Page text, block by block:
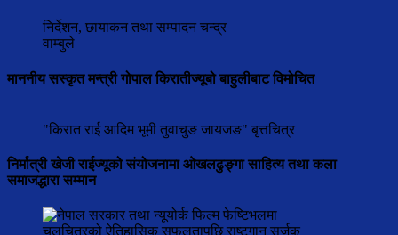
निर्देशन, छायाकन तथा सम्पादन चन्द्र
वाम्बुले
माननीय सस्कृत मन्त्री गोपाल किरातीज्यूबो बाहुलीबाट विमोचित
"किरात राई आदिम भूमी तुवाचुङ जायजङ" बृत्तचित्र
निर्मात्री खेजी राईज्यूको संयोजनामा ओखलढुङ्गा साहित्य तथा कला
समाजद्धारा सम्मान